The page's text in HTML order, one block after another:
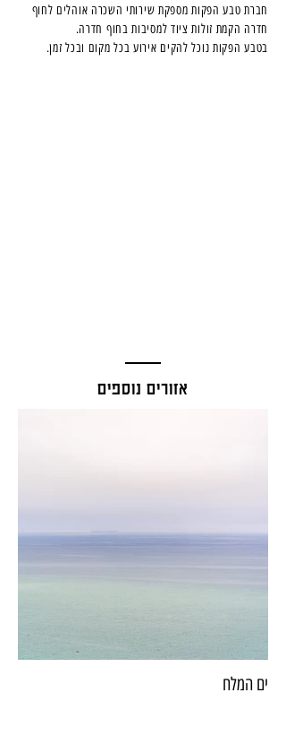
חברת טבע הפקות מספקת שירותי השכרה אוהלים לחוף
חדרה הקמת זולות ציוד למסיבות בחוף חדרה.
בטבע הפקות נוכל להקים אירוע בכל מקום ובכל זמן.
אזורים נוספים
ים המלח